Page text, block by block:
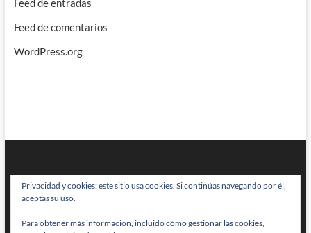
Feed de entradas
Feed de comentarios
WordPress.org
BRAINSTOMPING| Diseñado por:Theme Freesia|WordPress| © Todos
Privacidad y cookies: este sitio usa cookies. Si continúas navegando por él,
aceptas su uso.
Para obtener más información, incluido cómo gestionar las cookies,